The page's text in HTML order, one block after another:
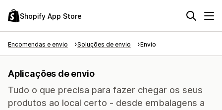
Shopify App Store
Encomendas e envio Soluções de envio Envio
Aplicações de envio
Tudo o que precisa para fazer chegar os seus
produtos ao local certo - desde embalagens a